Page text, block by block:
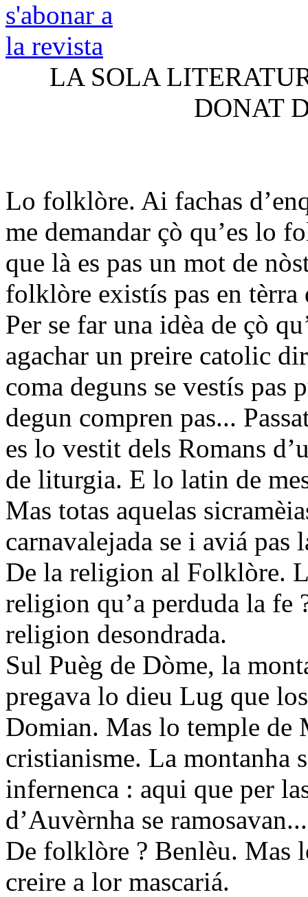
LA SOLA
DONAT
Lo folklòre. Ai fachas
me demandar çò qu’es lo
que là es pas un mot de
folklòre existís pas en tèrra
Per se far una idèa de çò
agachar un preire catolic
coma deguns se vestís pas
degun compren pas...
es lo vestit dels Romans
de liturgia. E lo latin de
Mas totas aquelas
carnavalejada se i aviá pas
De la religion al Folklòre.
religion qu’a perduda la fe
religion desondrada.
Sul Puèg de Dòme, la
pregava lo dieu Lug que
Domian. Mas lo temple de
cristianisme. La montanha
infernenca : aqui que per
d’Auvèrnha se ramosavan...
De folklòre ? Benlèu. Mas
creire a lor mascariá.